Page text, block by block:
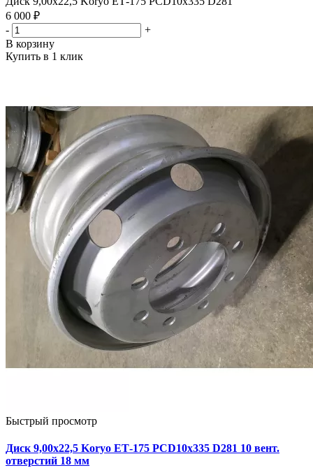
6 000 ₽
-
+
В корзину
Купить в 1 клик
Быстрый просмотр
Диск 9,00х22,5 Koryo ЕТ-175 PCD10x335 D281 10 вент.
отверстий 18 мм